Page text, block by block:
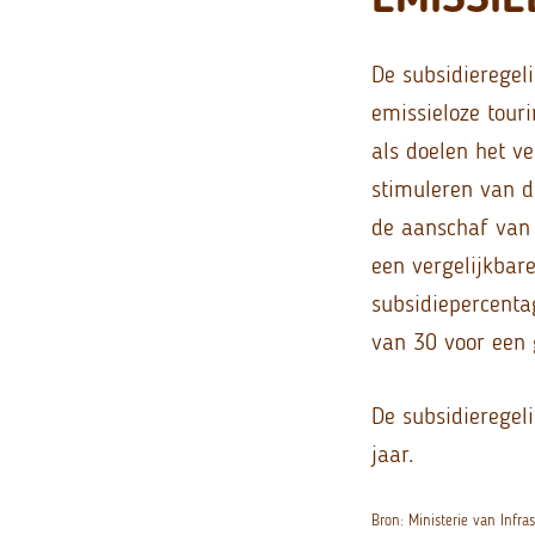
De
emissieloze
als doelen het
stimuleren van
de aanschaf
een
van 30 voor
De
jaar.
Bron: Ministerie van